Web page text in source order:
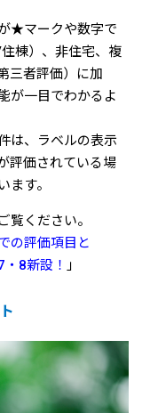
★マークや数字で
棟）、非住宅、複
三者評価）に加
が一目でわかるよ
は、ラベルの表示
評価されている場
す。
覧ください。
の評価項目と
8新設！ 」